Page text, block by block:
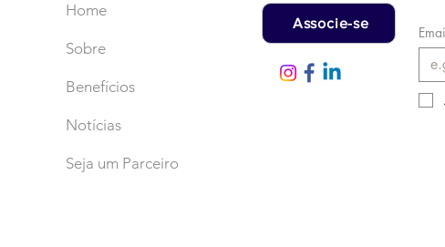
Home
Sobre
Benefícios
Notícias
Seja um Parceiro
Associe-se
Email